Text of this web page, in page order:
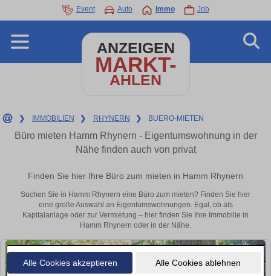
Alle Cookies akzeptieren Alle Cookies ablehnen
Event Auto Immo Job
ANZEIGEN
MARKT-
AHLEN
❯ IMMOBILIEN ❯ RHYNERN ❯ BUERO-MIETEN
Büro mieten Hamm Rhynern - Eigentumswohnung in der
Nähe finden auch von privat
Finden Sie hier Ihre Büro zum mieten in Hamm Rhynern
Suchen Sie in Hamm Rhynern eine Büro zum mieten? Finden Sie hier
eine große Auswahl an Eigentumswohnungen. Egal, ob als
Kapitalanlage oder zur Vermietung – hier finden Sie Ihre Immobilie in
Hamm Rhynern oder in der Nähe.